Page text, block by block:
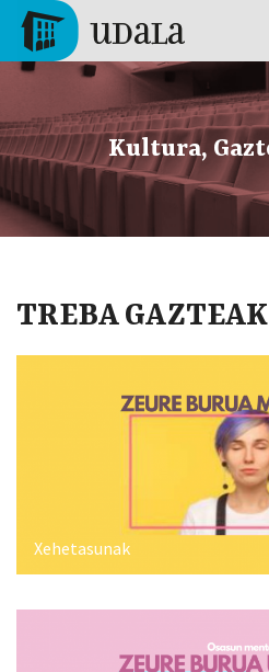
Skip to main content
Tolosa
Kultura,
TREBA GAZTEAK
Xehetasunak